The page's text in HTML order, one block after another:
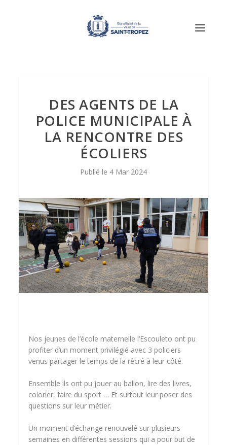
DES AGENTS DE LA
POLICE MUNICIPALE À
LA RENCONTRE DES
ÉCOLIERS
4 Mar 2024
Nos jeunes de l’école maternelle l’Escouleto ont pu
profiter d’un moment privilégié avec 3 policiers
venus partager le temps de la récré à leur côté.
Ensemble ils ont pu jouer au ballon, lire des livres,
colorier, faire du sport … Et surtout leur poser des
questions sur leur métier.
Un moment d’échange renouvelé sur plusieurs
semaines en différentes sessions qui a pour but de